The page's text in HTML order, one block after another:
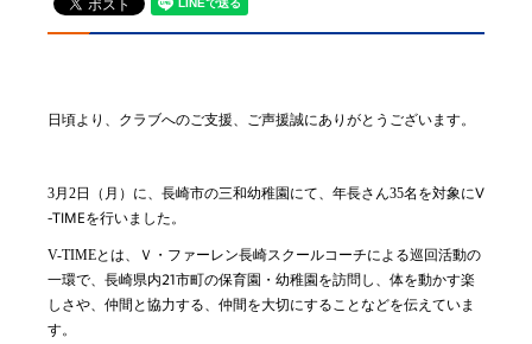
日頃より、クラブへのご支援、ご声援誠にありがとうございます。
3月2日（月）に、長崎市の三和幼稚園にて、年長さん35名を対象にV
-TIMEを行いました。
V-TIMEとは、Ｖ・ファーレン長崎スクールコーチによる巡回活動の
一環で、長崎県内21市町の保育園・幼稚園を訪問し、体を動かす楽
しさや、仲間と協力する、仲間を大切にすることなどを伝えていま
す。